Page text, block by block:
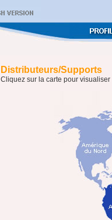
Distributeurs/Supports
Cliquez sur la carte pour